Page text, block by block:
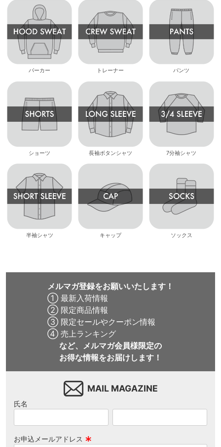
パーカー トレーナー パンツ
ショーツ 長袖ボタンシャツ 7分袖シャツ
半袖シャツ キャップ ソックス
メルマガ登録をお願いいたします！
① 最新入荷情報
② 限定商品情報
③ 限定セールやクーポン情報
④ 売上ランキング
など、メルマガ会員様限定の
お得な情報をお届けします！
MAIL MAGAZINE
氏名
お申込メールアドレス